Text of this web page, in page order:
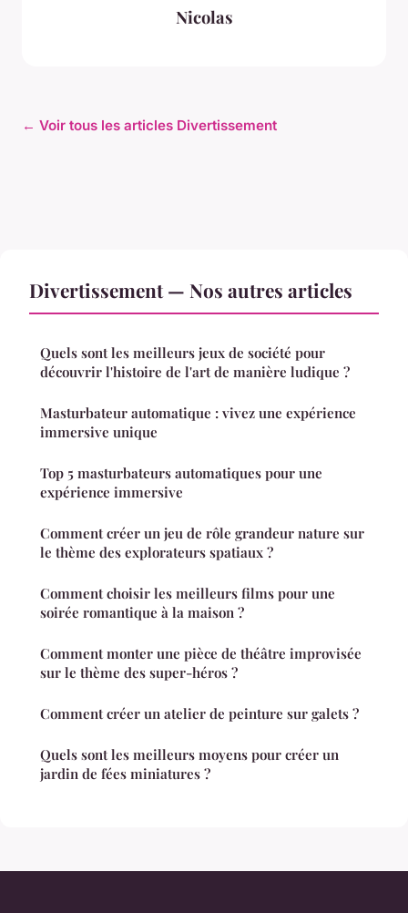
Nicolas
← Voir tous les articles Divertissement
Divertissement — Nos autres articles
Quels sont les meilleurs jeux de société pour
découvrir l'histoire de l'art de manière ludique ?
Masturbateur automatique : vivez une expérience
immersive unique
Top 5 masturbateurs automatiques pour une
expérience immersive
Comment créer un jeu de rôle grandeur nature sur
le thème des explorateurs spatiaux ?
Comment choisir les meilleurs films pour une
soirée romantique à la maison ?
Comment monter une pièce de théâtre improvisée
sur le thème des super-héros ?
Comment créer un atelier de peinture sur galets ?
Quels sont les meilleurs moyens pour créer un
jardin de fées miniatures ?